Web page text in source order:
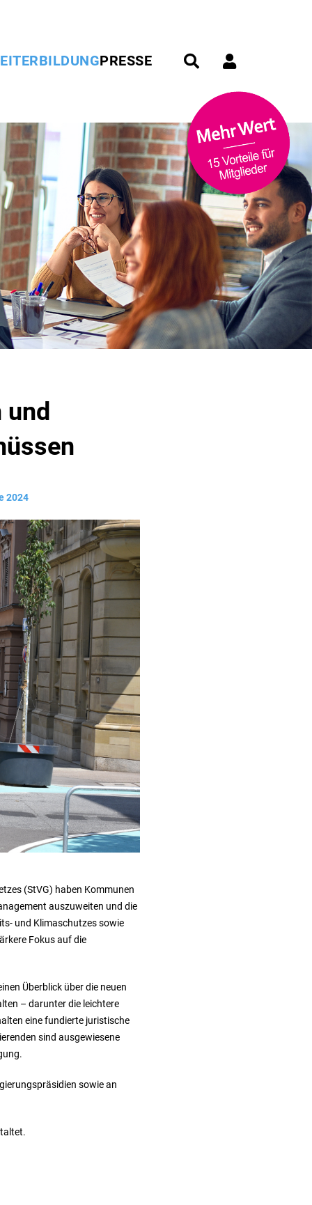
PRESSE
2024
(StVG) haben Kommunen
auszuweiten und die
und Klimaschutzes sowie
Fokus auf die
Überblick über die neuen
– darunter die leichtere
eine fundierte juristische
sind ausgewiesene
sowie an